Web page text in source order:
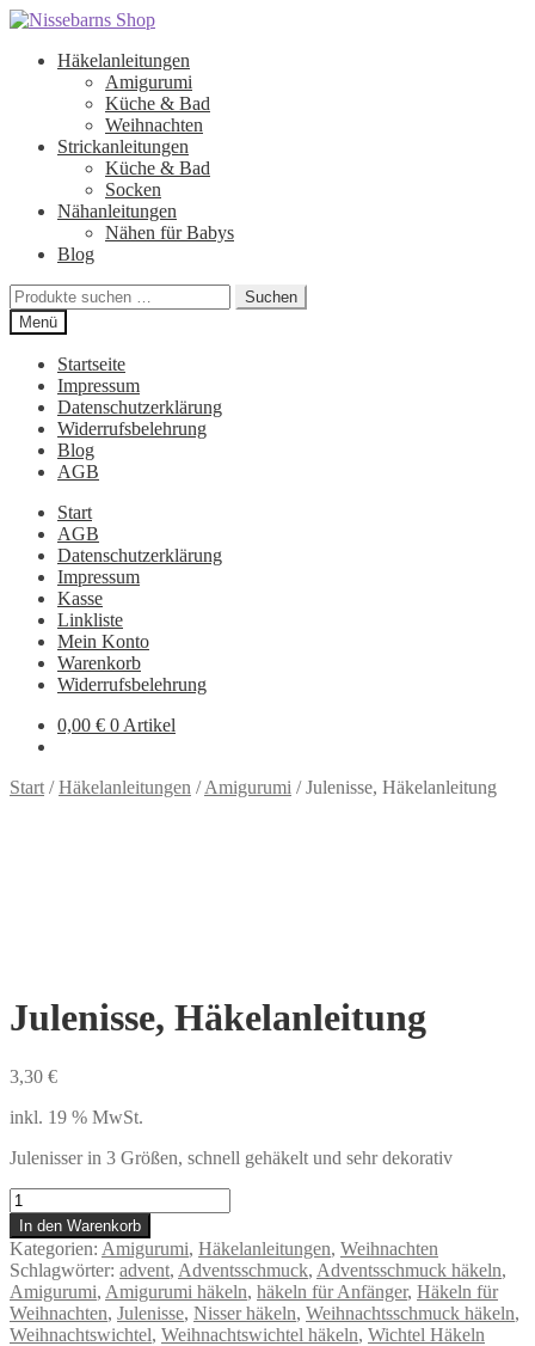
Zur
springen
Zum
springenHäkelanleitungen
Amigurumi
Küche & Bad
Weihnachten
Strickanleitungen
Küche & Bad
Socken
Nähanleitungen
Nähen für Babys
Blog
Suchen
nach:
Suchen
Menü
Startseite
Impressum
Datenschutzerklärung
Widerrufsbelehrung
Blog
AGB
Start
AGB
Datenschutzerklärung
Impressum
Kasse
Linkliste
Mein Konto
Warenkorb
Widerrufsbelehrung
0,00 € 0 Artikel
Start /Häkelanleitungen /Amigurumi /Julenisse, Häkelanleitung
Julenisse, Häkelanleitung
3,30 €
inkl. 19 % MwSt.
Julenisser in 3 Größen, schnell gehäkelt und sehr dekorativ
Julenisse,
Häkelanleitung
Menge
In den Warenkorb
Kategorien: Amigurumi, Häkelanleitungen, Weihnachten
Schlagwörter: advent, Adventsschmuck, Adventsschmuck häkeln,
Amigurumi, Amigurumi häkeln, häkeln für Anfänger, Häkeln für
Weihnachten, Julenisse, Nisser häkeln, Weihnachtsschmuck häkeln,
Weihnachtswichtel, Weihnachtswichtel häkeln, Wichtel Häkeln